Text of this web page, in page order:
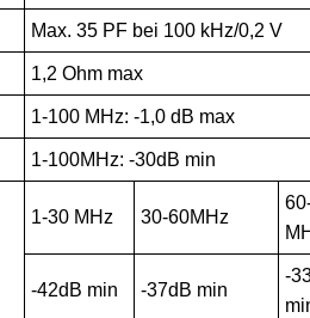
Max. 35 PF bei 100 kHz/0,2 V
1,2 Ohm max
1-100 MHz: -1,0 dB max
1-100MHz: -30dB min
1-30 MHz 30-60MHz
-42dB min -37dB min
-